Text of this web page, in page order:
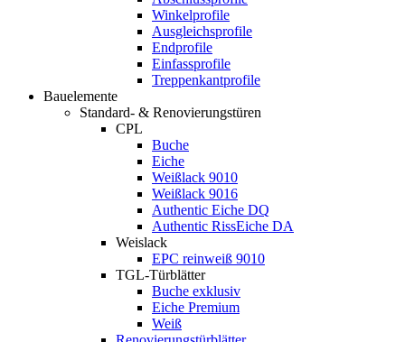
Winkelprofile
Ausgleichsprofile
Endprofile
Einfassprofile
Treppenkantprofile
Bauelemente
Standard- & Renovierungstüren
CPL
Buche
Eiche
Weißlack 9010
Weißlack 9016
Authentic Eiche DQ
Authentic RissEiche DA
Weislack
EPC reinweiß 9010
TGL-Türblätter
Buche exklusiv
Eiche Premium
Weiß